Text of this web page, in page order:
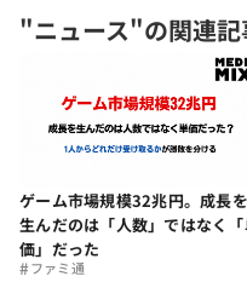
"ニュース"の関連記
ゲーム市場規模32兆円。成長を
生んだのは「人数」ではなく
価」だった
#ファミ通